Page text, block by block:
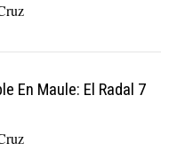
En Maule: El Radal 7